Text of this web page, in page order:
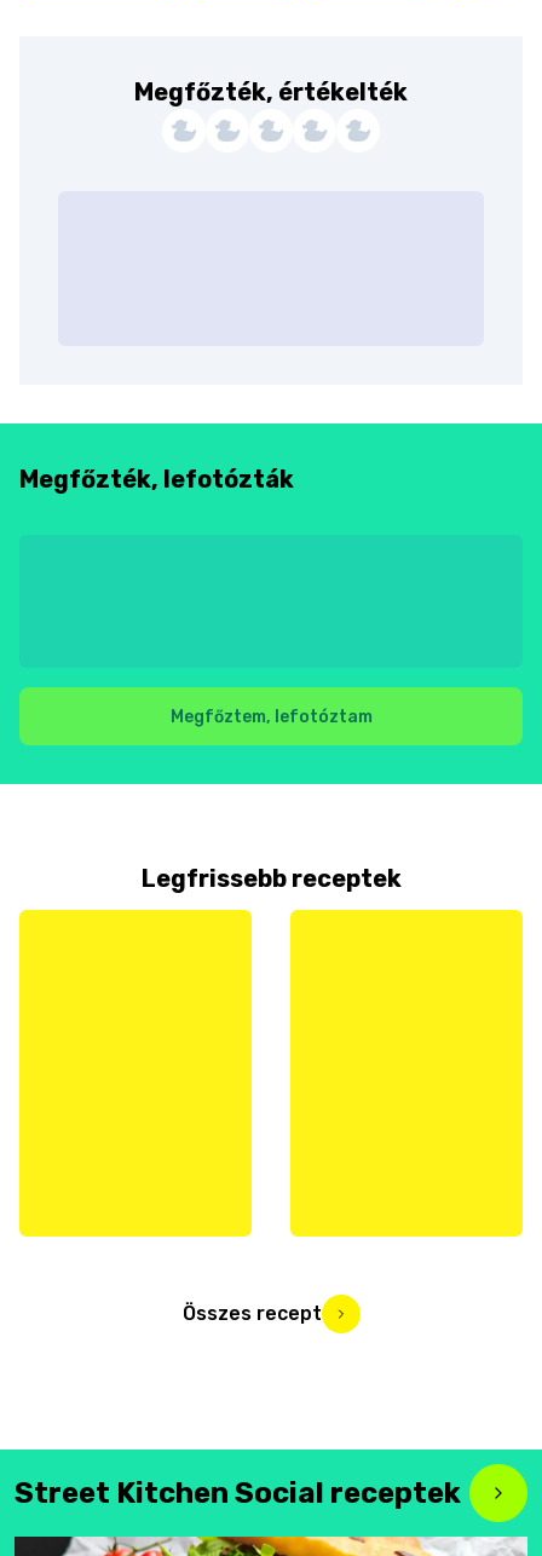
Megfőzték, értékelték
Megfőzték, lefotózták
Megfőztem, lefotóztam
Legfrissebb receptek
Összes recept
Street Kitchen Social receptek